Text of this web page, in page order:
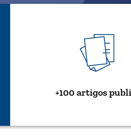
+100 artigos